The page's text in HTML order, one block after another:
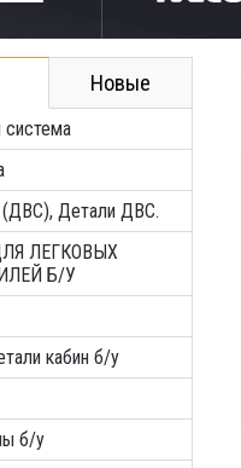
Новые
система
(ДВС), Детали ДВС.
ЛЕГКОВЫХ
Б/У
кабин б/у
б/у